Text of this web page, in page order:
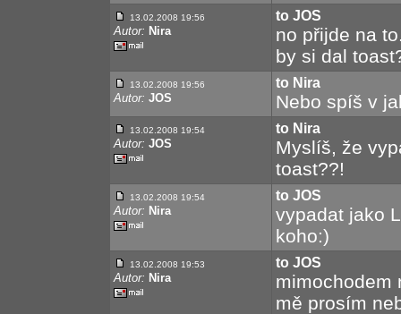
13.02.2008 19:56
Autor: Nira
to JOS
no přijde na
by si dal
13.02.2008 19:56
Autor: JOS
to Nira
Nebo spíš v
13.02.2008 19:54
Autor: JOS
to Nira
Myslíš, že
toast??!
13.02.2008 19:54
Autor: Nira
to JOS
vypadat jako
koho:)
13.02.2008 19:53
Autor: Nira
to JOS
mimochodem
mě prosím